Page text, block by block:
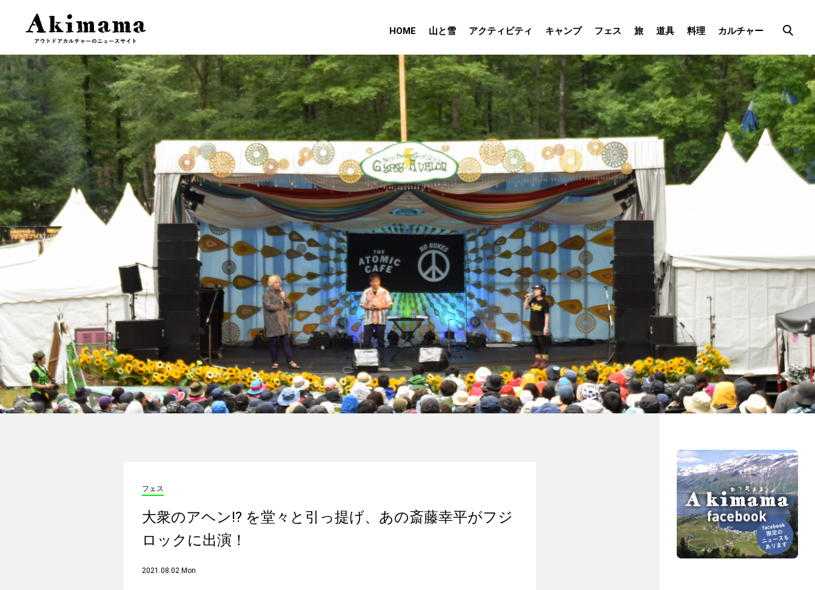
HOME 山と雪 アクティビティ キャンプ フェス 旅 道具 料理 カルチャー
フェス
大衆のアヘン⁉︎ を堂々と引っ提げ、あの斎藤幸平がフジ
ロックに出演！
2021.08.02 Mon